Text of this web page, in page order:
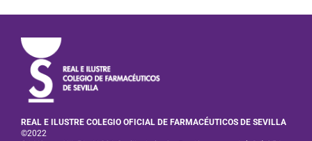
REAL E ILUSTRE COLEGIO OFICIAL DE FARMACÉUTICOS DE SEVILLA
©2022